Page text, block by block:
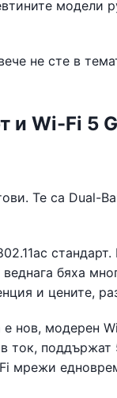
модели
не сте в
Wi-Fi 5
Те са Dual-
стандарт.
бяха
и цените,
нов, модерен
ток,
мрежи